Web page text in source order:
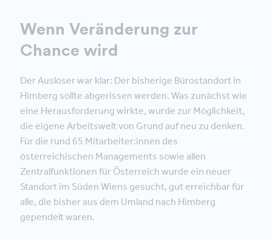
Wenn Veränderung zur
Chance wird
Der Auslöser war klar: Der bisherige Bürostandort in
Himberg sollte abgerissen werden. Was zunächst wie
eine Herausforderung wirkte, wurde zur Möglichkeit,
die eigene Arbeitswelt von Grund auf neu zu denken.
Für die rund 65 Mitarbeiter:innen des
österreichischen Managements sowie allen
Zentralfunktionen für Österreich wurde ein neuer
Standort im Süden Wiens gesucht, gut erreichbar für
alle, die bisher aus dem Umland nach Himberg
gependelt waren.